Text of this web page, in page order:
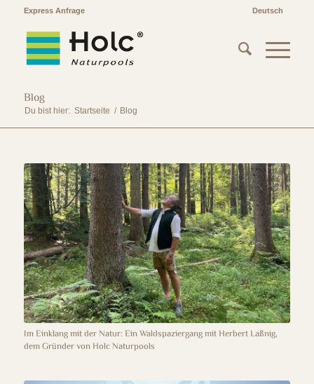
Deutsch
Express Anfrage
Blog
Du bist hier: Startseite / Blog
Im Einklang mit der Natur: Ein Waldspaziergang mit Herbert Laßnig,
dem Gründer von Holc Naturpools